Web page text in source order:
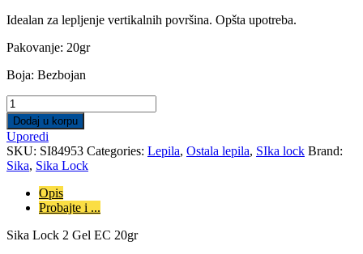
Idealan za lepljenje vertikalnih površina. Opšta upotreba.
Pakovanje: 20gr
Boja: Bezbojan
SikaLock
2
Gel
EC
20gr
quantity
Dodaj u korpu
Uporedi
SKU: SI84953 Categories: Lepila, Ostala lepila, SIka lock Brand:
Sika, Sika Lock
Opis
Probajte i ...
Sika Lock 2 Gel EC 20gr